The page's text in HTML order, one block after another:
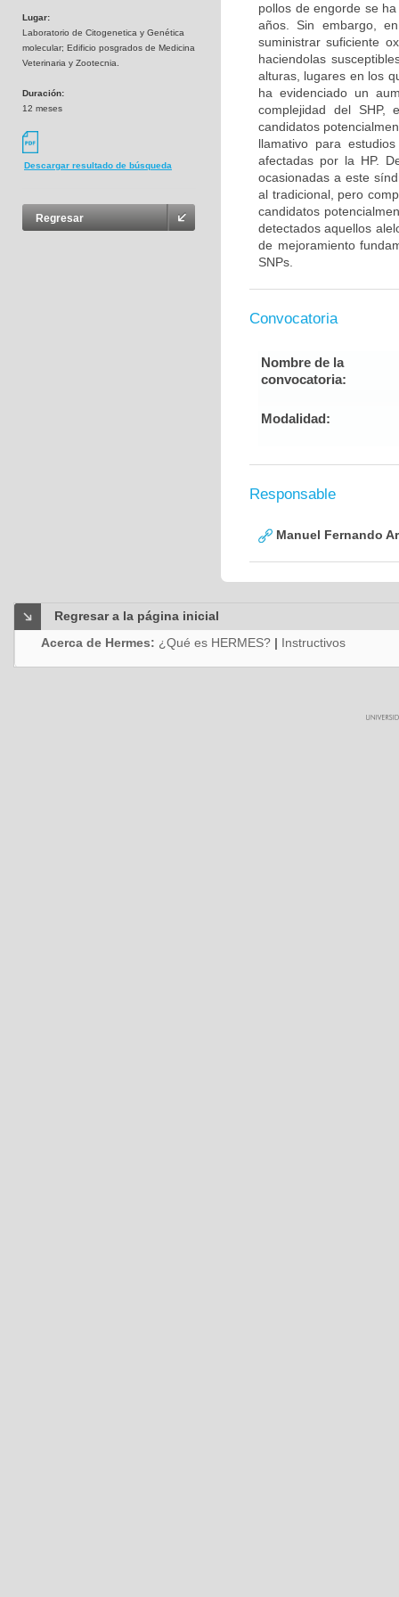
Lugar:
Laboratorio de Citogenetica y Genética
molecular; Edificio posgrados de Medicina
Veterinaria y Zootecnia.
Duración:
12 meses
Descargar resultado de búsqueda
Regresar
pollos de engorde se
años. Sin embargo,
suministrar suficiente
haciendolas
alturas, lugares en los
ha evidenciado un
complejidad del
candidatos
llamativo para
afectadas por la HP.
ocasionadas a este
al tradicional, pero
candidatos
detectados aquellos
de mejoramiento
SNPs.
Convocatoria
Nombre de la
convocatoria:
Modalidad:
Responsable
Manuel Fernando
Regresar a la página inicial
Acerca de Hermes: ¿Qué es HERMES? | Instructivos